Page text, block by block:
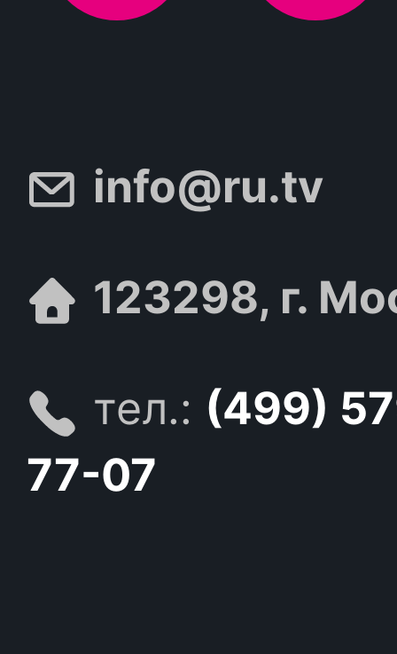
info@ru.tv
123298, г.
тел.: (499)
77-07